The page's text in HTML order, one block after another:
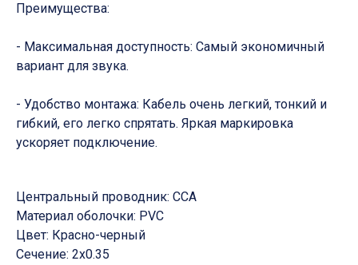
Преимущества:
- Максимальная доступность: Самый экономичный
вариант для звука.
- Удобство монтажа: Кабель очень легкий, тонкий и
гибкий, его легко спрятать. Яркая маркировка
ускоряет подключение.
Центральный проводник: CCA
Материал оболочки: PVC
Цвет: Красно-черный
Сечение: 2х0.35